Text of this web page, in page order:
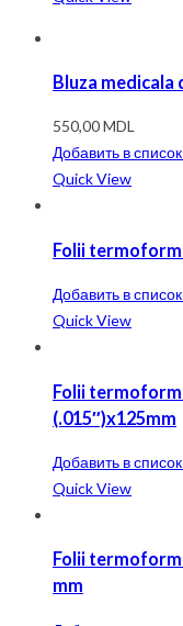
Bluza
550,00MDL
Добавить в
Quick View
Folii
Добавить в
Quick View
Folii
(.015″)x125mm
Добавить в
Quick View
Folii
mm